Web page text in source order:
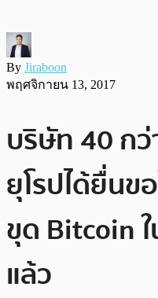
By Jiraboon
พฤศจิกายน 13, 2017
บริษัท 40 ก
ยุโรปได้ยื่น
ขุด Bitcoin ใ
แล้ว